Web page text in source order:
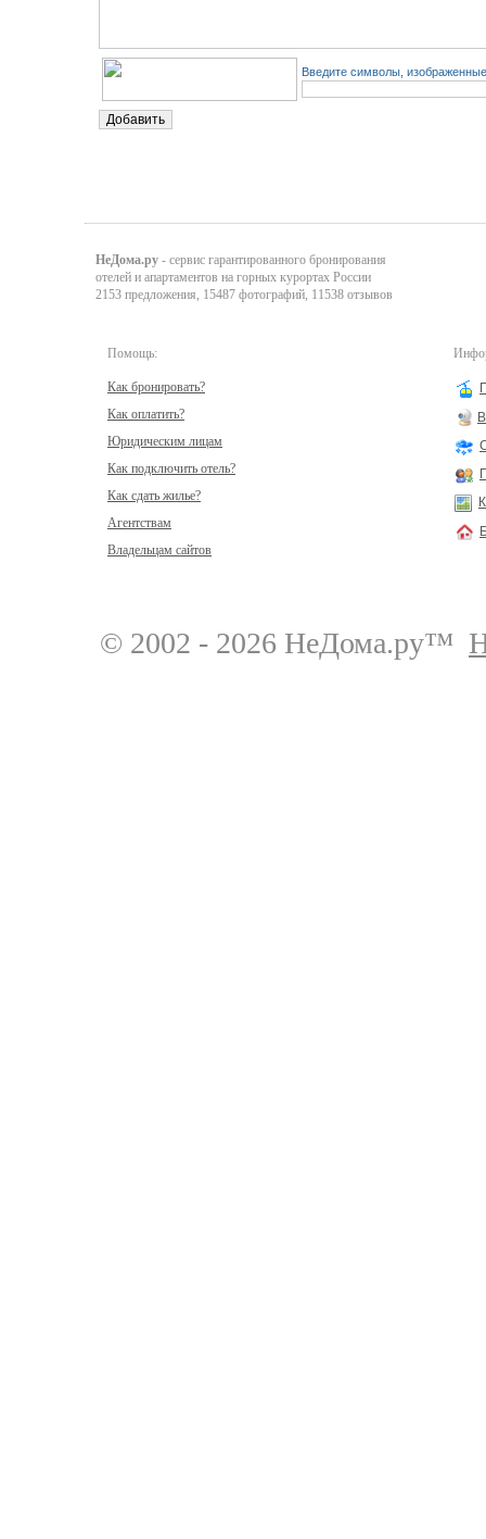
Введите символы,
НеДома.ру - сервис гарантированного бронирования
отелей и апартаментов на горных курортах России
2153 предложения, 15487 фотографий, 11538 отзывов
Помощь:
Как бронировать?
Как оплатить?
Юридическим лицам
Как подключить отель?
Как сдать жилье?
Агентствам
Владельцам сайтов
© 2002 - 2026 НеДома.ру™